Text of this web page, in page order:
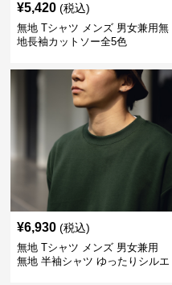
¥5,420 (税込)
無地 Tシャツ メンズ 男女兼用無
地長袖カットソー全5色
¥6,930 (税込)
無地 Tシャツ メンズ 男女兼用
無地 半袖シャツ ゆったりシルエ